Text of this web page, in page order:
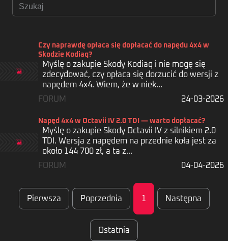
Zaloguj
Czy naprawdę opłaca się dopłacać do napędu 4x4 w
Skodzie Kodiaq?
Myślę o zakupie Skody Kodiaq i nie mogę się
zdecydować, czy opłaca się dorzucić do wersji z
napędem 4x4. Wiem, że w niek...
FORUM
24-03-2026
Napęd 4x4 w Octavii IV 2.0 TDI — warto dopłacać?
Myślę o zakupie Skody Octavii IV z silnikiem 2.0
TDI. Wersja z napędem na przednie koła jest za
około 144 700 zł, a ta z...
FORUM
04-04-2026
Pierwsza Poprzednia 1 Następna
Ostatnia